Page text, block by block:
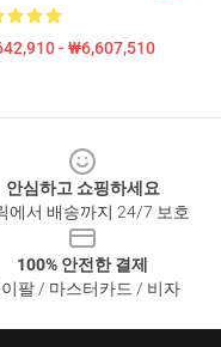
- ₩6,607,510
안심하고 쇼핑하세요
에서 배송까지 24/7 보호
100% 안전한 결제
팔 / 마스터카드 / 비자